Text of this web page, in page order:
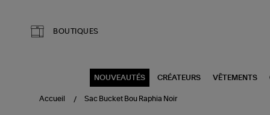
BOUTIQUES
NOUVEAUTÉS CRÉATEURS VÊTEMENTS
Accueil Sac Bucket Bou Raphia Noir